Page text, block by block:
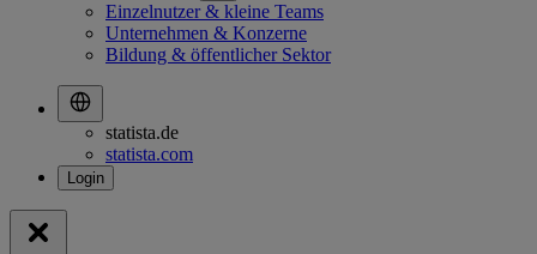
Einzelnutzer & kleine Teams
Unternehmen & Konzerne
Bildung & öffentlicher Sektor
statista.de
statista.com